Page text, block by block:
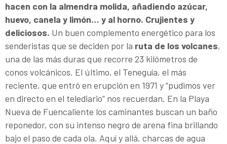
hacen con la almendra molida, añadiendo azúcar,
huevo, canela y limón… y al horno. Crujientes y
deliciosos. Un buen complemento energético para los
senderistas que se deciden por la ruta de los volcanes,
una de las más duras que recorre 23 kilómetros de
conos volcánicos. El último, el Teneguía, el más
reciente, que entró en erupción en 1971 y “pudimos ver
en directo en el telediario” nos recuerdan. En la Playa
Nueva de Fuencaliente los caminantes buscan un baño
reponedor, con su intenso negro de arena fina brillando
bajo el paso de cada ola. Aquí y allá, charcas de agua